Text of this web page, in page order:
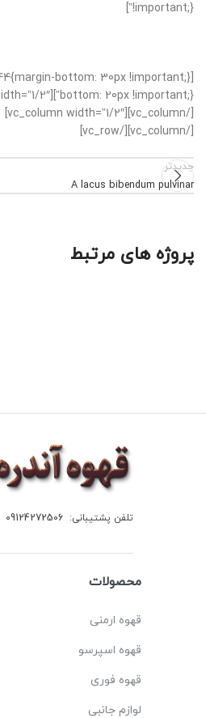
!important;}”]
bottom: 20px !important;}”][vc_column width=”1/2″]
[/vc_column][vc_column width=”1/2″]
[/vc_column][/vc_row]
جدیدتر
A lacus bibendum pulvinar
پروژه های مرتبط
تلفن پشتیبانی: 09124272506
محصولات
قهوه ارمنی
قهوه اسپرسو
قهوه فوری
لوازم جانبی